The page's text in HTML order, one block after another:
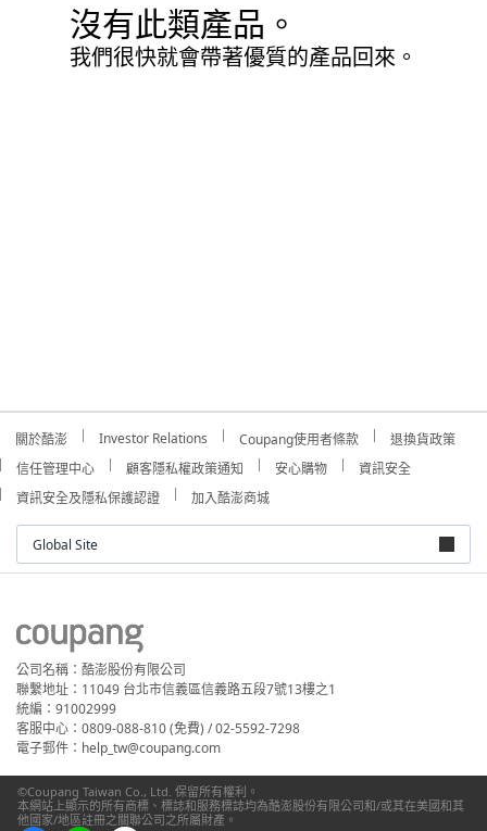
沒有此類產品。
我們很快就會帶著優質的產品回來。
關於酷澎 Investor Relations Coupang使用者條款
退換貨政策
信任管理中心
顧客隱私權政策通知 安心購物
資訊安全
資訊安全及隱私保護認證
加入酷澎商城
Global Site
公司名稱：酷澎股份有限公司
聯繫地址：11049 台北市信義區信義路五段7號13樓之1
統編：91002999
客服中心：0809-088-810 (免費) / 02-5592-7298
電子郵件：help_tw@coupang.com
©Coupang Taiwan Co., Ltd. 保留所有權利。
本網站上顯示的所有商標、標誌和服務標誌均為酷澎股份有限公司和/或其在美國和其
他國家/地區註冊之關聯公司之所屬財產。